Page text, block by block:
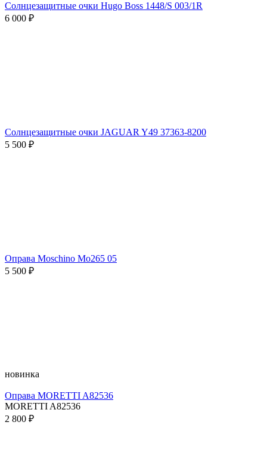
Солнцезащитные очки Hugo Boss 1448/S 003/1R
6 000 ₽
Солнцезащитные очки JAGUAR Y49 37363-8200
5 500 ₽
Оправа Moschino Mo265 05
5 500 ₽
новинка
Оправа MORETTI A82536
MORETTI A82536
2 800 ₽